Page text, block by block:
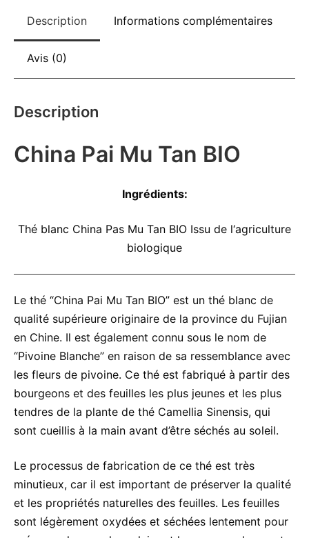
Description Informations complémentaires
Avis (0)
Description
China Pai Mu Tan BIO
Ingrédients:
Thé blanc China Pas Mu Tan BIO Issu de l‘agriculture
biologique
Le thé “China Pai Mu Tan BIO” est un thé blanc de
qualité supérieure originaire de la province du Fujian
en Chine. Il est également connu sous le nom de
“Pivoine Blanche” en raison de sa ressemblance avec
les fleurs de pivoine. Ce thé est fabriqué à partir des
bourgeons et des feuilles les plus jeunes et les plus
tendres de la plante de thé Camellia Sinensis, qui
sont cueillis à la main avant d’être séchés au soleil.
Le processus de fabrication de ce thé est très
minutieux, car il est important de préserver la qualité
et les propriétés naturelles des feuilles. Les feuilles
sont légèrement oxydées et séchées lentement pour